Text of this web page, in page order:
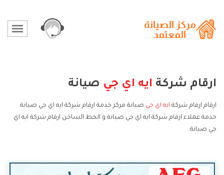
ارقام شركة ايه اي جي صيانة
ارقام ارقام شركة ايه اي جي صيانة مركز خدمة ارقام شركة ايه اي جي صيانة
خدمة عملاء ارقام شركة ايه اي جي صيانة و الخط الساخن ارقام شركة ايه اي
جي صيانة.